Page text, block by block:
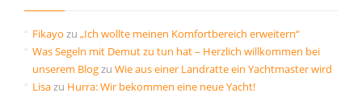
Fikayo zu „Ich wollte meinen Komfortbereich erweitern“
Was Segeln mit Demut zu tun hat – Herzlich willkommen bei
unserem Blogzu Wie aus einer Landratte ein Yachtmaster wird
Lisazu Hurra: Wir bekommen eine neue Yacht!